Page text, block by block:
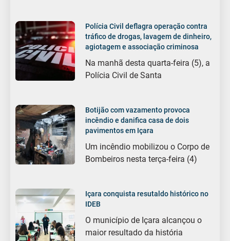
Polícia Civil deflagra operação contra
tráfico de drogas, lavagem de dinheiro,
agiotagem e associação criminosa
Na manhã desta quarta-feira (5), a
Polícia Civil de Santa
Botijão com vazamento provoca
incêndio e danifica casa de dois
pavimentos em Içara
Um incêndio mobilizou o Corpo de
Bombeiros nesta terça-feira (4)
Içara conquista resutaldo histórico no
IDEB
O município de Içara alcançou o
maior resultado da história